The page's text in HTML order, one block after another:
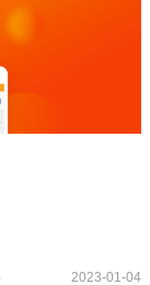
2023-01-04